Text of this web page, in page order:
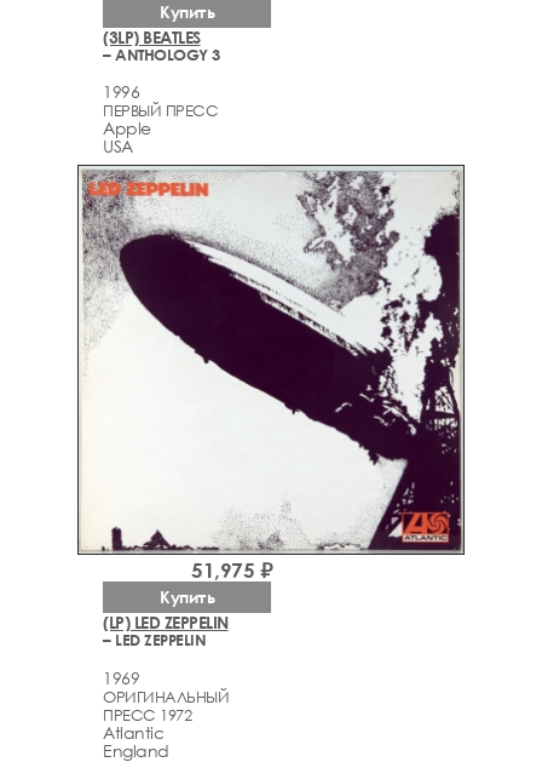
(3LP) BEATLES
– ANTHOLOGY 3
1996
ПЕРВЫЙ ПРЕСС
Apple
USA
Купить
(LP) LED ZEPPELIN
– LED ZEPPELIN
1969
ОРИГИНАЛЬНЫЙ
ПРЕСС 1972
Atlantic
England
51,975 ₽
Купить